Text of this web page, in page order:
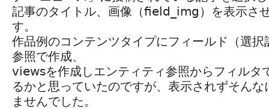
記事のタイトル、画像（field_img）を表示さ
す。
作品例のコンテンツタイプにフィールド（選
参照で作成、
viewsを作成しエンティティ参照からフィルタ
るかと思っていたのですが、表示されずそん
ませんでした。